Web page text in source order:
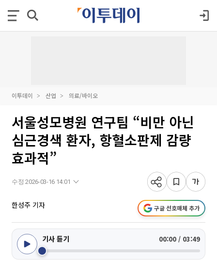
이투데이 산업 의료/바이오
서울성모병원 연구팀 “비만 아닌
심근경색 환자, 항혈소판제 감량
효과적”
수정 2026-03-16 14:01
한성주 기자 구글 선호매체 추가
기사 듣기 00:00 / 03:49